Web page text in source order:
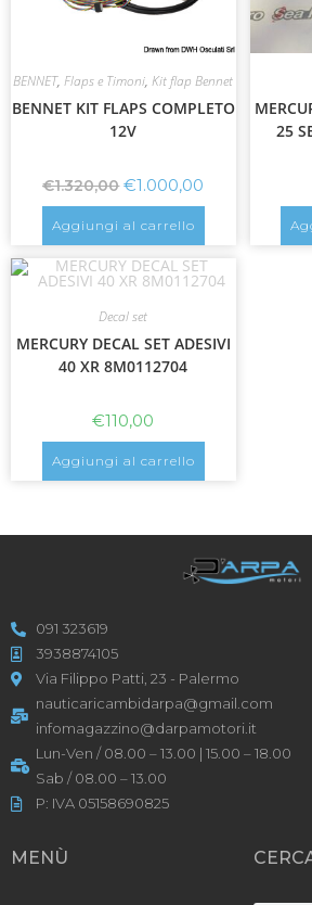
BENNET,Flaps e Timoni,Kit flap Bennet
BENNET KIT FLAPS COMPLETO
12V
€1.320,00 €1.000,00
Aggiungi al carrello
25
Decal set
MERCURY DECAL SET ADESIVI
40 XR 8M0112704
€110,00
Aggiungi al carrello
091 323619
3938874105
Via Filippo Patti, 23 - Palermo
nauticaricambidarpa@gmail.com
infomagazzino@darpamotori.it
Lun-Ven / 08.00 – 13.00 | 15.00 – 18.00
Sab / 08.00 – 13.00
P: IVA 05158690825
MENÙ